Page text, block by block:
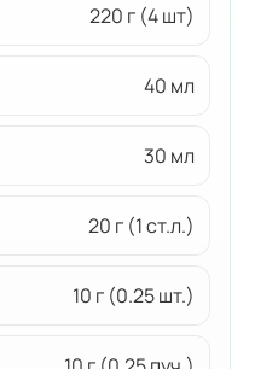
220 г (4 шт)
40 мл
30 мл
20 г (1 ст.л.)
10 г (0.25 шт.)